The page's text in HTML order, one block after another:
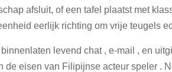
afsluit, of een tafel plaatst met
eerlijk richting om vrije teugels
levend chat , e-mail , en
eisen van Filipijnse acteur speler .